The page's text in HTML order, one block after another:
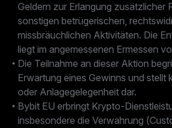
Geldern zur Erlangung zusätzlicher
sonstigen betrügerischen,
missbräuchlichen Aktivitäten. Die
liegt im angemessenen Ermessen
Die Teilnahme an dieser Aktion
Erwartung eines Gewinns und stellt
oder Anlagegelegenheit dar.
Bybit EU erbringt Krypto-
insbesondere die Verwahrung